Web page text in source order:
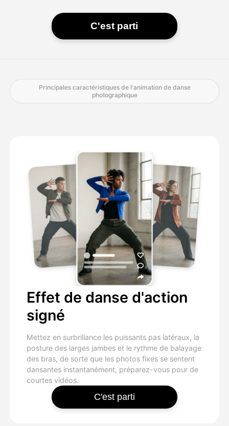
C'est parti
Principales caractéristiques de l'animation de danse
photographique
Effet de danse d'action
signé
Mettez en surbrillance les puissants pas latéraux, la
posture des larges jambes et le rythme de balayage
des bras, de sorte que les photos fixes se sentent
dansantes instantanément, préparez-vous pour de
courtes vidéos.
C'est parti